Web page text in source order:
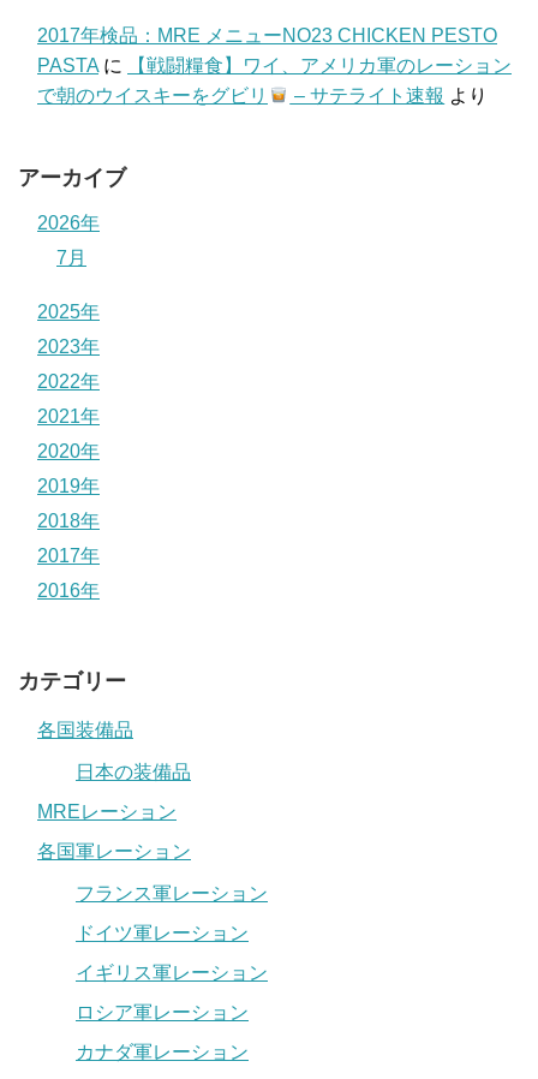
2017年検品：MRE メニューNO23 CHICKEN PESTO
PASTA に
【戦闘糧食】ワイ、アメリカ軍のレーション
で朝のウイスキーをグビリ
– サテライト速報 より
アーカイブ
2026年
7月
2025年
2023年
2022年
2021年
2020年
2019年
2018年
2017年
2016年
カテゴリー
各国装備品
日本の装備品
MREレーション
各国軍レーション
フランス軍レーション
ドイツ軍レーション
イギリス軍レーション
ロシア軍レーション
カナダ軍レーション